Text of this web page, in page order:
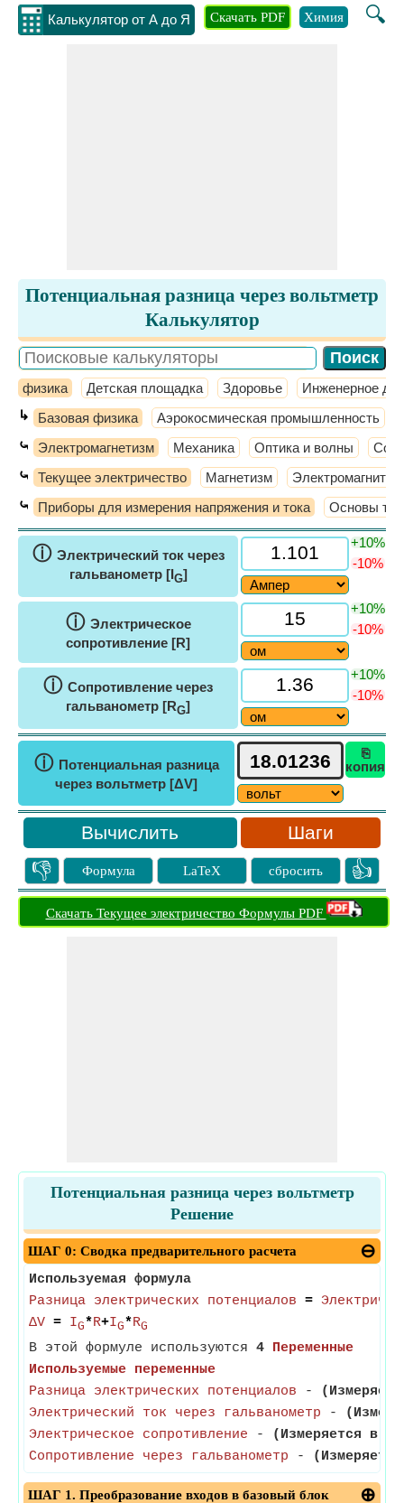
Калькулятор от А до Я 🔍
Скачать PDF Химия
Потенциальная разница через вольтметр
Калькулятор
физика Детская площадка Здоровье Инженерное
↳ Базовая физика Аэрокосмическая промышленность
⤿ Электромагнетизм Механика Оптика и волны
⤿ Текущее электричество Магнетизм
⤿ Приборы для измерения напряжения и тока Основы
ⓘ Электрический ток через
гальванометр [IG]
+10%
-10%
ⓘ Электрическое
сопротивление [R]
+10%
-10%
ⓘ Сопротивление через
гальванометр [RG]
+10%
-10%
ⓘ Потенциальная разница
через вольтметр [ΔV]
⎘
копия
Шаги
👎 Формула LaTeX сбросить 👍
Скачать Текущее электричество Формулы PDF
Потенциальная разница через вольтметр
Решение
ШАГ 0: Сводка предварительного расчета
Используемая формула
Разница электрических потенциалов =
ΔV = IG*R+IG*RG
В этой формуле используются 4 Переменные
Используемые переменные
Разница электрических потенциалов -
Электрический ток через гальванометр -
Электрическое сопротивление -
(Измеряется в
Сопротивление через гальванометр -
ШАГ 1. Преобразование входов в базовый блок